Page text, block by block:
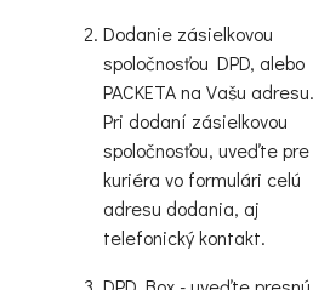
Dodanie zásielkovou
spoločnosťou DPD, alebo
PACKETA na Vašu adresu.
Pri dodaní zásielkovou
spoločnosťou, uveďte pre
kuriéra vo formulári celú
adresu dodania, aj
telefonický kontakt.